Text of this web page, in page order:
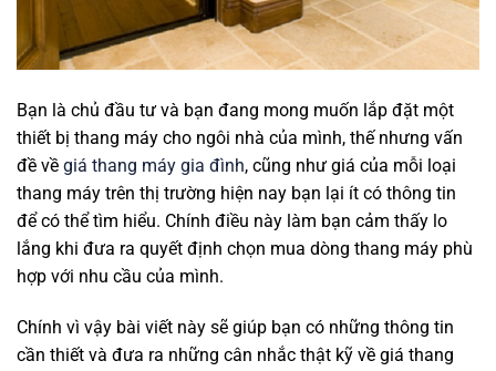
Bạn là chủ đầu tư và bạn đang mong muốn lắp đặt một
thiết bị thang máy cho ngôi nhà của mình, thế nhưng vấn
đề về giá thang máy gia đình, cũng như giá của mỗi loại
thang máy trên thị trường hiện nay bạn lại ít có thông tin
để có thể tìm hiểu. Chính điều này làm bạn cảm thấy lo
lắng khi đưa ra quyết định chọn mua dòng thang máy phù
hợp với nhu cầu của mình.
Chính vì vậy bài viết này sẽ giúp bạn có những thông tin
cần thiết và đưa ra những cân nhắc thật kỹ về giá thang